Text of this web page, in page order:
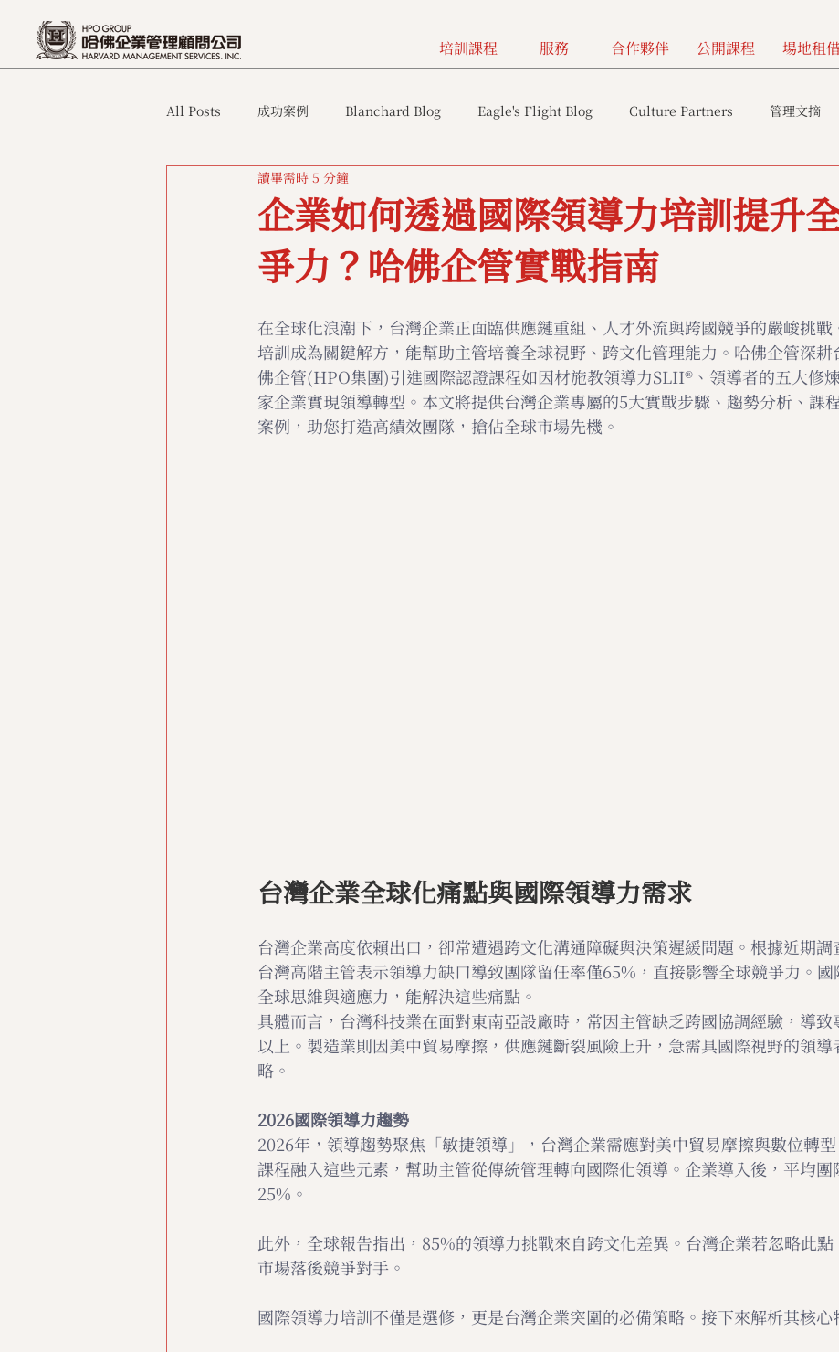
培訓課程 服務 合作夥伴 公開課程 場地租
All Posts 成功案例 Blanchard Blog Eagle's Flight Blog Culture Partners 管理文摘
企業如何透過國際領導力培訓提升
爭力？哈佛企管實戰指南
讀畢需時 5 分鐘
在全球化浪潮下，台灣企業正面臨供應鏈重組、人才外流與跨國競爭的嚴峻挑戰
培訓成為關鍵解方，能幫助主管培養全球視野、跨文化管理能力。哈佛企管深
佛企管(HPO集團)引進國際認證課程如因材施教領導力SLII®、領導者的五大修
家企業實現領導轉型。本文將提供台灣企業專屬的5大實戰步驟、趨勢分析、課
案例，助您打造高績效團隊，搶佔全球市場先機。
台灣企業全球化痛點與國際領導力需求
台灣企業高度依賴出口，卻常遭遇跨文化溝通障礙與決策遲緩問題。根據近期
台灣高階主管表示領導力缺口導致團隊留任率僅65%，直接影響全球競爭力。
全球思維與適應力，能解決這些痛點。
具體而言，台灣科技業在面對東南亞設廠時，常因主管缺乏跨國協調經驗，導
以上。製造業則因美中貿易摩擦，供應鏈斷裂風險上升，急需具國際視野的領導
略。
2026國際領導力趨勢
2026年，領導趨勢聚焦「敏捷領導」，台灣企業需應對美中貿易摩擦與數位轉
課程融入這些元素，幫助主管從傳統管理轉向國際化領導。企業導入後，平均團
25%。
此外，全球報告指出，85%的領導力挑戰來自跨文化差異。台灣企業若忽略此點
市場落後競爭對手。
國際領導力培訓不僅是選修，更是台灣企業突圍的必備策略。接下來解析其核心